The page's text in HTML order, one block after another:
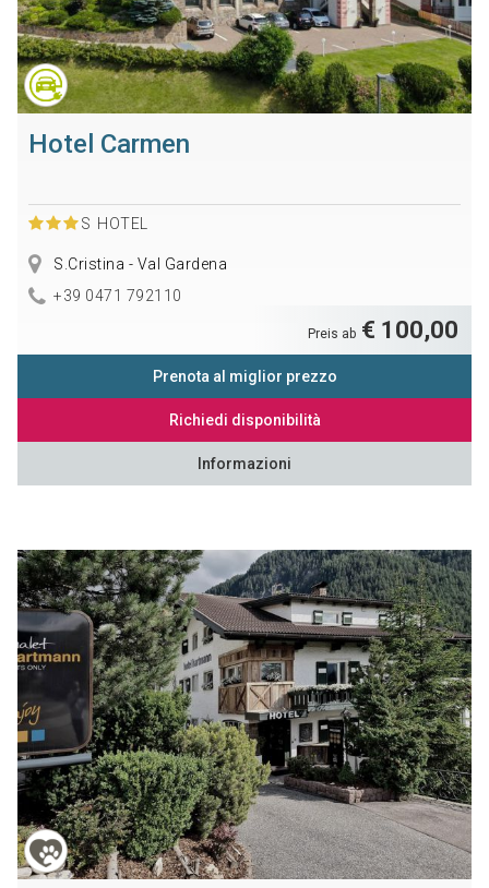
Hotel Carmen
S HOTEL
S.Cristina - Val Gardena
+39 0471 792110
Preis ab € 100,00
Prenota al miglior prezzo
Richiedi disponibilità
Informazioni